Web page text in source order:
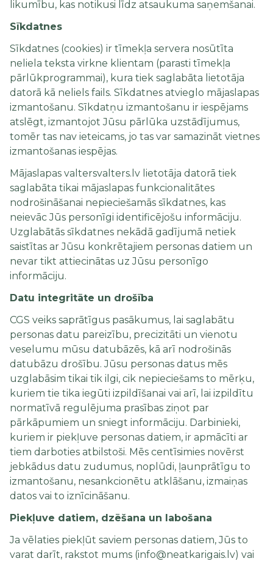
likumību, kas notikusi līdz atsaukuma saņemšanai.
Sīkdatnes
Sīkdatnes (cookies) ir tīmekļa servera nosūtīta
neliela teksta virkne klientam (parasti tīmekļa
pārlūkprogrammai), kura tiek saglabāta lietotāja
datorā kā neliels fails. Sīkdatnes atvieglo mājaslapas
izmantošanu. Sīkdatņu izmantošanu ir iespējams
atslēgt, izmantojot Jūsu pārlūka uzstādījumus,
tomēr tas nav ieteicams, jo tas var samazināt vietnes
izmantošanas iespējas.
Mājaslapas valtersvalters.lv lietotāja datorā tiek
saglabāta tikai mājaslapas funkcionalitātes
nodrošināšanai nepieciešamās sīkdatnes, kas
neievāc Jūs personīgi identificējošu informāciju.
Uzglabātās sīkdatnes nekādā gadījumā netiek
saistītas ar Jūsu konkrētajiem personas datiem un
nevar tikt attiecinātas uz Jūsu personīgo
informāciju.
Datu integritāte un drošība
CGS veiks saprātīgus pasākumus, lai saglabātu
personas datu pareizību, precizitāti un vienotu
veselumu mūsu datubāzēs, kā arī nodrošinās
datubāzu drošību. Jūsu personas datus mēs
uzglabāsim tikai tik ilgi, cik nepieciešams to mērķu,
kuriem tie tika iegūti izpildīšanai vai arī, lai izpildītu
normatīvā regulējuma prasības ziņot par
pārkāpumiem un sniegt informāciju. Darbinieki,
kuriem ir piekļuve personas datiem, ir apmācīti ar
tiem darboties atbilstoši. Mēs centīsimies novērst
jebkādus datu zudumus, noplūdi, ļaunprātīgu to
izmantošanu, nesankcionētu atklāšanu, izmaiņas
datos vai to iznīcināšanu.
Piekļuve datiem, dzēšana un labošana
Ja vēlaties piekļūt saviem personas datiem, Jūs to
varat darīt, rakstot mums (info@neatkarigais.lv) vai